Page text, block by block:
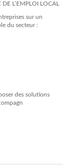
L’EMPLOI LOCAL
sur un
du secteur :
des solutions